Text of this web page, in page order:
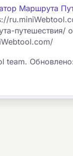
Маршрута
путешествия/
team.